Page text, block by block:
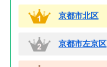
京都市北区
京都市左京区